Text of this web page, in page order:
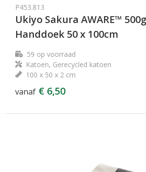
P453.813
Ukiyo Sakura AWARE™
Handdoek 50 x 100cm
59 op voorraad
Katoen, Gerecycled katoen
100 x 50 x 2 cm
vanaf € 6,50